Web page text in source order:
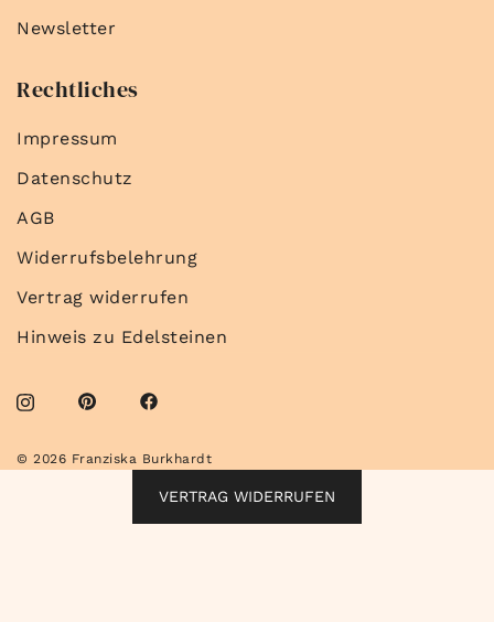
Newsletter
Rechtliches
Impressum
Datenschutz
AGB
Widerrufsbelehrung
Vertrag widerrufen
Hinweis zu Edelsteinen
© 2026 Franziska Burkhardt
VERTRAG WIDERRUFEN